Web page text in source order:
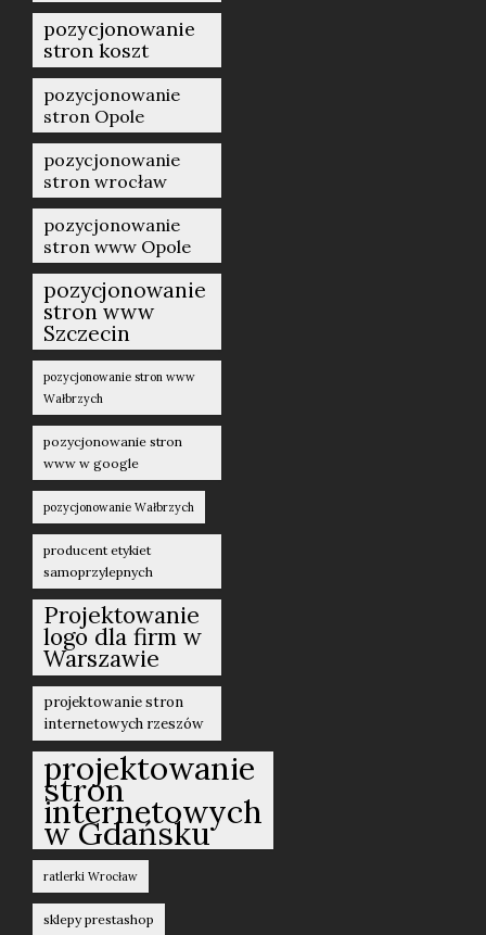
pozycjonowanie
stron koszt
pozycjonowanie
stron Opole
pozycjonowanie
stron wrocław
pozycjonowanie
stron www Opole
pozycjonowanie
stron www
Szczecin
pozycjonowanie stron www
Wałbrzych
pozycjonowanie stron
www w google
pozycjonowanie Wałbrzych
producent etykiet
samoprzylepnych
Projektowanie
logo dla firm w
Warszawie
projektowanie stron
internetowych rzeszów
projektowanie
stron
internetowych
w Gdańsku
ratlerki Wrocław
sklepy prestashop